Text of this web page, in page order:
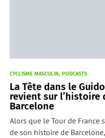
CYCLISME MASCULIN PODCASTS
La Tête dans le
revient sur l’histoire
Barcelone
Alors que le Tour de France
de son histoire de